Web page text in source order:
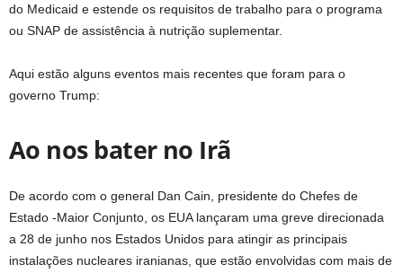
do Medicaid e estende os requisitos de trabalho para o programa
ou SNAP de assistência à nutrição suplementar.
Aqui estão alguns eventos mais recentes que foram para o
governo Trump:
Ao nos bater no Irã
De acordo com o general Dan Cain, presidente do Chefes de
Estado -Maior Conjunto, os EUA lançaram uma greve direcionada
a 28 de junho nos Estados Unidos para atingir as principais
instalações nucleares iranianas, que estão envolvidas com mais de